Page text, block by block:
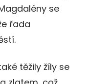
se
řada
těžily žíly se